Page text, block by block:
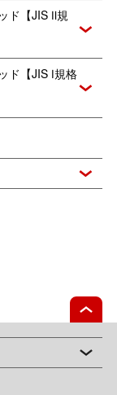
ド【JIS Ⅱ規
ド【JIS Ⅰ規格